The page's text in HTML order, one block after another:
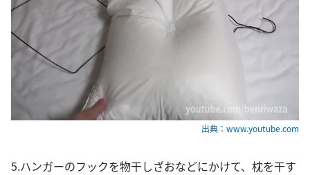
出典：www.youtube.com
5.ハンガーのフックを物干しざおなどにかけて、枕を干す